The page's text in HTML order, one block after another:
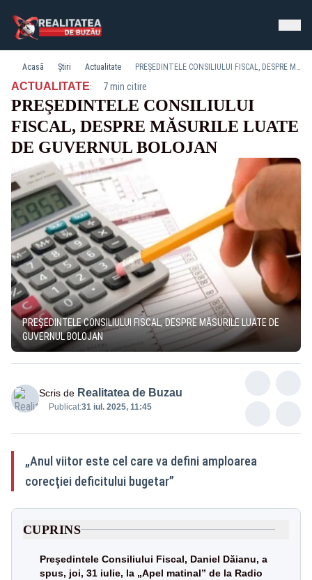
Acasă Știri Actualitate PREŞEDINTELE CONSILIULUI FISCAL, DESPRE MĂSURILE LUATE DE GUVERNUL BOLOJAN
ACTUALITATE· 7 min citire
PREŞEDINTELE CONSILIULUI
FISCAL, DESPRE MĂSURILE LUATE
DE GUVERNUL BOLOJAN
PREŞEDINTELE CONSILIULUI FISCAL, DESPRE MĂSURILE LUATE DE
GUVERNUL BOLOJAN
Scris de Realitatea de Buzau
Publicat:31 iul. 2025, 11:45
„Anul viitor este cel care va defini amploarea
corecţiei deficitului bugetar”
CUPRINS
Preşedintele Consiliului Fiscal, Daniel Dăianu, a
spus, joi, 31 iulie, la „Apel matinal” de la Radio